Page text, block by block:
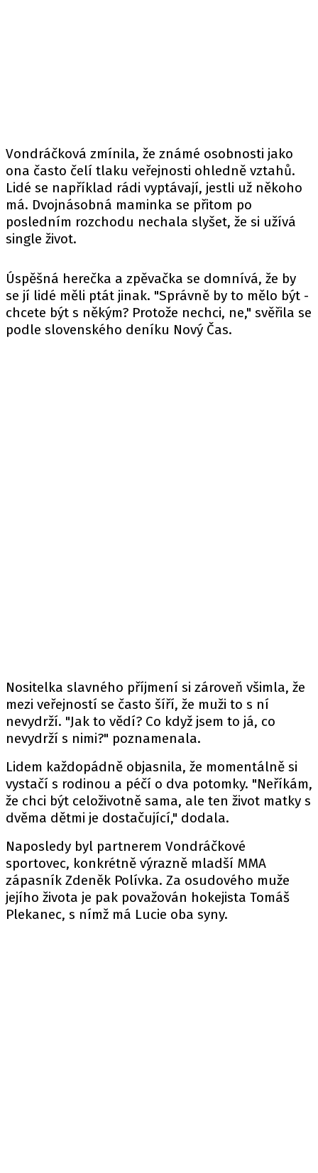
Vondráčková zmínila, že známé osobnosti jako
ona často čelí tlaku veřejnosti ohledně vztahů.
Lidé se například rádi vyptávají, jestli už někoho
má. Dvojnásobná maminka se přitom po
posledním rozchodu nechala slyšet, že si užívá
single život.
Úspěšná herečka a zpěvačka se domnívá, že by
se jí lidé měli ptát jinak. "Správně by to mělo být -
chcete být s někým? Protože nechci, ne," svěřila se
podle slovenského deníku Nový Čas.
Nositelka slavného příjmení si zároveň všimla, že
mezi veřejností se často šíří, že muži to s ní
nevydrží. "Jak to vědí? Co když jsem to já, co
nevydrží s nimi?" poznamenala.
Lidem každopádně objasnila, že momentálně si
vystačí s rodinou a péčí o dva potomky. "Neříkám,
že chci být celoživotně sama, ale ten život matky s
dvěma dětmi je dostačující," dodala.
Naposledy byl partnerem Vondráčkové
sportovec, konkrétně výrazně mladší MMA
zápasník Zdeněk Polívka. Za osudového muže
jejího života je pak považován hokejista Tomáš
Plekanec, s nímž má Lucie oba syny.